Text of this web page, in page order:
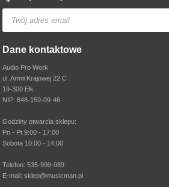
Dane kontaktowe
Audio Pro Work
ul. Armii Krajowej 22 C
19-300 Ełk
NIP: 848-159-09-46
Godziny otwarcia sklepu:
Pn - Pt 9:00 - 17:00
Sobota 10:00 - 14:00
Telefon: 535-999-089
E-mail: sklep@musicman.pl